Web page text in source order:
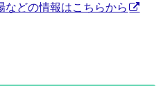
などの情報はこちらから